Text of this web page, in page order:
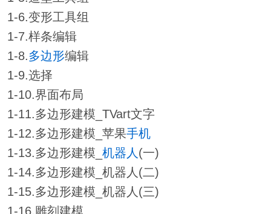
1-6.变形工具组
1-7.样条编辑
1-8.多边形编辑
1-9.选择
1-10.界面布局
1-11.多边形建模_TVart文字
1-12.多边形建模_苹果手机
1-13.多边形建模_ 机器人(一)
1-14.多边形建模_机器人(二)
1-15.多边形建模_机器人(三)
1-16.雕刻建模